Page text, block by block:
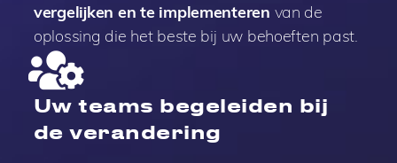
vergelijken en te implementeren van de
oplossing die het beste bij uw behoeften past.
Uw teams begeleiden bij
de verandering